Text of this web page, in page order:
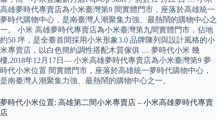
高雄夢時代專賣店為小米臺灣第9 間實體門市，座落於高雄統一
夢時代購物中心，是南臺灣人潮聚集力強、最熱鬧的購物中心之
一。 小米 高雄夢時代專賣店為小米臺灣第九間實體門市，佔地
約50 坪，是全臺首間採用小米形象3.0 品牌陳列與設計風格的小
米專賣店，以白色簡約調性搭配木質傢俱 … 夢時代小米 幾
樓,2018年12月17日— 小米高雄夢時代專賣店為小米臺灣第9 夢
時代小米位置 間實體門市，座落於高雄統一夢時代購物中心，
是南臺灣人潮聚集力強、最熱鬧的購物中心之一。
夢時代小米位置: 高雄第二間小米專賣店 – 小米高雄夢時代專賣
店